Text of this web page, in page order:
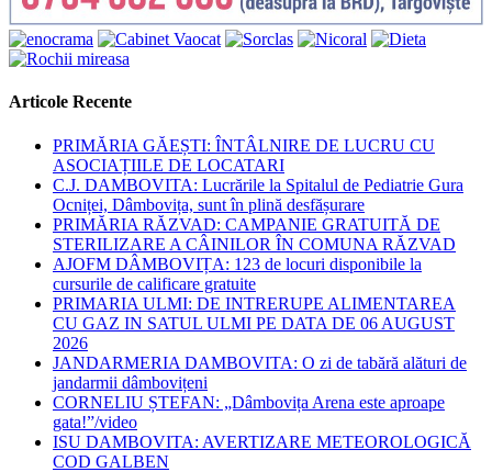
Articole Recente
PRIMĂRIA GĂEȘTI: ÎNTÂLNIRE DE LUCRU CU
ASOCIAȚIILE DE LOCATARI
C.J. DAMBOVITA: Lucrările la Spitalul de Pediatrie Gura
Ocniței, Dâmbovița, sunt în plină desfășurare
PRIMĂRIA RĂZVAD: CAMPANIE GRATUITĂ DE
STERILIZARE A CÂINILOR ÎN COMUNA RĂZVAD
AJOFM DÂMBOVIȚA: 123 de locuri disponibile la
cursurile de calificare gratuite
PRIMARIA ULMI: DE INTRERUPE ALIMENTAREA
CU GAZ IN SATUL ULMI PE DATA DE 06 AUGUST
2026
JANDARMERIA DAMBOVITA: O zi de tabără alături de
jandarmii dâmbovițeni
CORNELIU ȘTEFAN: „Dâmbovița Arena este aproape
gata!”/video
ISU DAMBOVITA: AVERTIZARE METEOROLOGICĂ
COD GALBEN